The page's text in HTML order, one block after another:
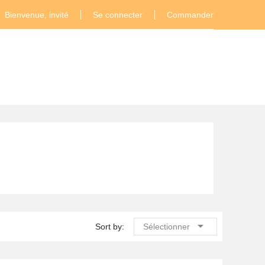
Bienvenue, invité Se connecter Commander
Sort by: Sélectionner 